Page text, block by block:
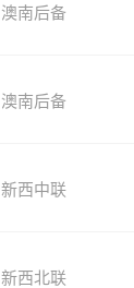
澳南后备
澳南后备
新西中联
新西北联